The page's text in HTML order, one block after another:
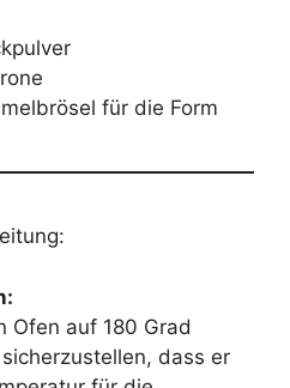
für die Form
Ofen auf 180 Grad
dass er